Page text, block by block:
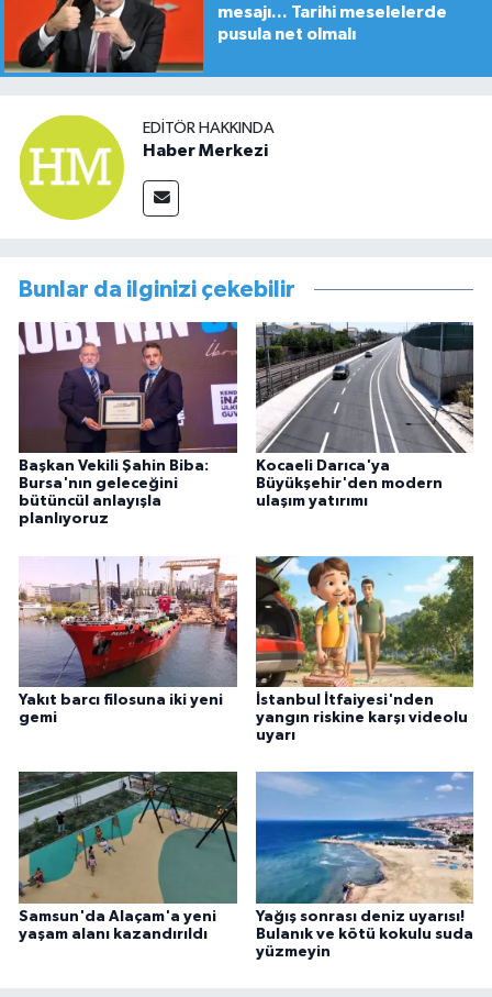
mesajı... Tarihi meselelerde
pusula net olmalı
EDITÖR HAKKINDA
Haber Merkezi
Bunlar da ilginizi çekebilir
Başkan Vekili Şahin Biba:
Bursa'nın geleceğini
bütüncül anlayışla
planlıyoruz
Kocaeli Darıca'ya
Büyükşehir'den modern
ulaşım yatırımı
Yakıt barcı filosuna iki yeni
gemi
İstanbul İtfaiyesi'nden
yangın riskine karşı videolu
uyarı
Samsun'da Alaçam'a yeni
yaşam alanı kazandırıldı
Yağış sonrası deniz uyarısı!
Bulanık ve kötü kokulu suda
yüzmeyin